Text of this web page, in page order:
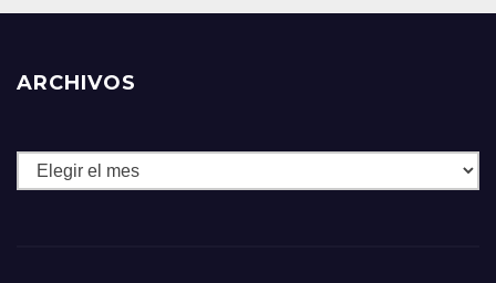
ARCHIVOS
Archivos